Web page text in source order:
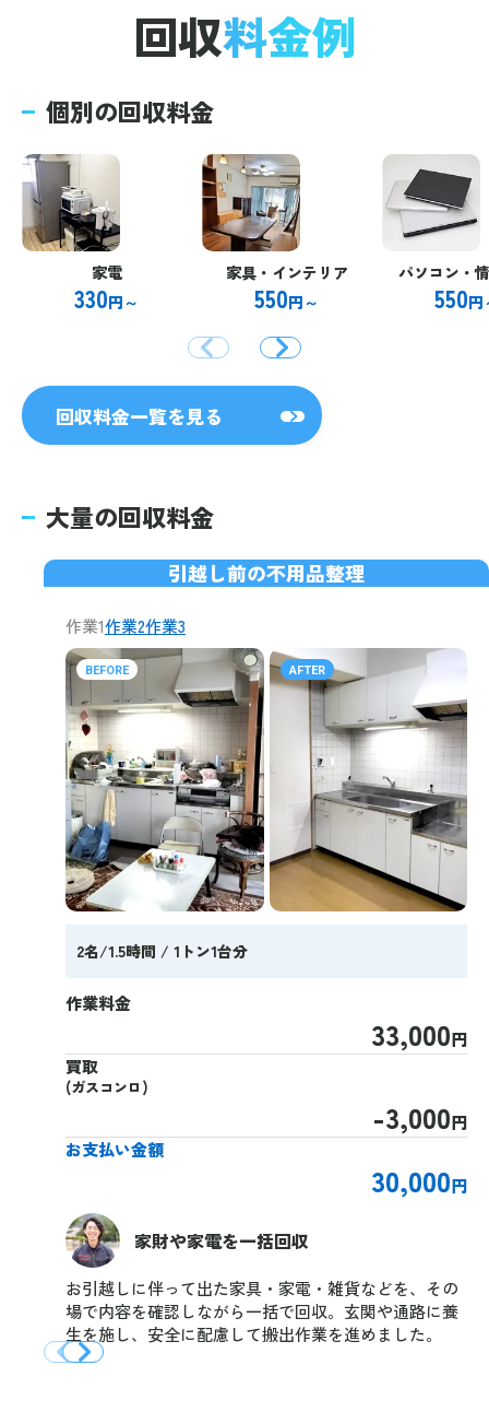
回収料金例
個別の回収料金
家電
330円～
家具・インテリア
550円～
パソコン・
550円
回収料金一覧を見る
大量の回収料金
引越し前の不用品整理
作業1作業2作業3
BEFORE AFTER
2名/1.5時間 / 1トン1台分
作業料金
33,000円
買取
(ガスコンロ)
-3,000円
お支払い金額
30,000円
家財や家電を一括回収
お引越しに伴って出た家具・家電・雑貨などを、その
場で内容を確認しながら一括で回収。玄関や通路に養
生を施し、安全に配慮して搬出作業を進めました。